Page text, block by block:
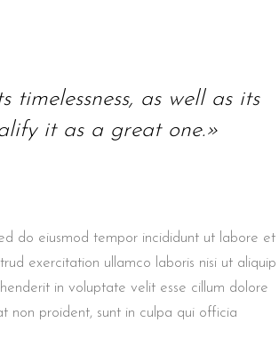
as well as its
it as a great one.»
do eiusmod tempor incididunt ut labore et
exercitation ullamco laboris nisi ut aliquip
in voluptate velit esse cillum dolore
non proident, sunt in culpa qui officia